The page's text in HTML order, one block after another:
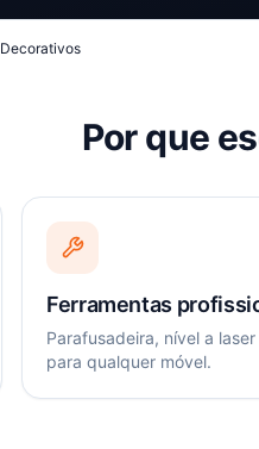
Por que
Ferramentas
Parafusadeira, nível a
para qualquer móvel.